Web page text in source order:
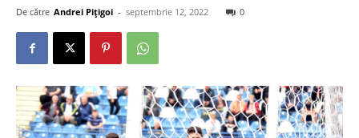
De către Andrei Pițigoi - septembrie 12, 2022 0